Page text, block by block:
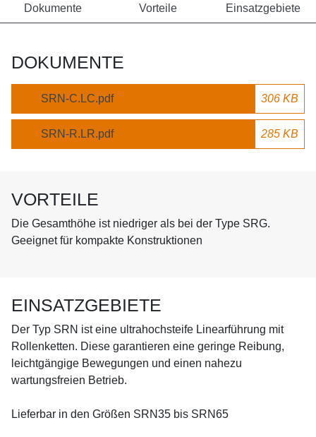
Dokumente Vorteile Einsatzgebiete
DOKUMENTE
SRN-C.LC.pdf 306 KB
SRN-R.LR.pdf 285 KB
VORTEILE
Die Gesamthöhe ist niedriger als bei der Type SRG.
Geeignet für kompakte Konstruktionen
EINSATZGEBIETE
Der Typ SRN ist eine ultrahochsteife Linearführung mit
Rollenketten. Diese garantieren eine geringe Reibung,
leichtgängige Bewegungen und einen nahezu
wartungsfreien Betrieb.
Lieferbar in den Größen SRN35 bis SRN65